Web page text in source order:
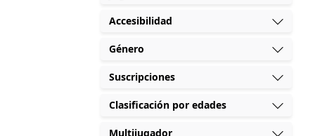
Accesibilidad
Género
Suscripciones
Clasificación por edades
Multijugador